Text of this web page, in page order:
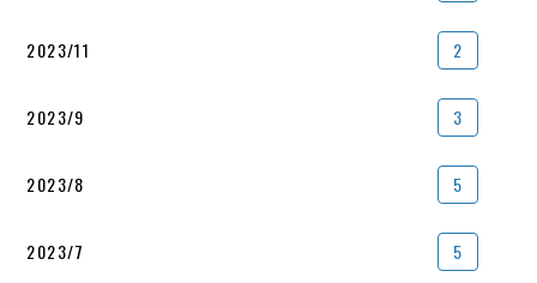
2023/11 2
2023/9 3
2023/8 5
2023/7 5